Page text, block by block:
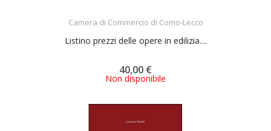
Camera di Commercio di Como-Lecco
Listino prezzi delle opere in edilizia....
40,00 €
Non disponibile